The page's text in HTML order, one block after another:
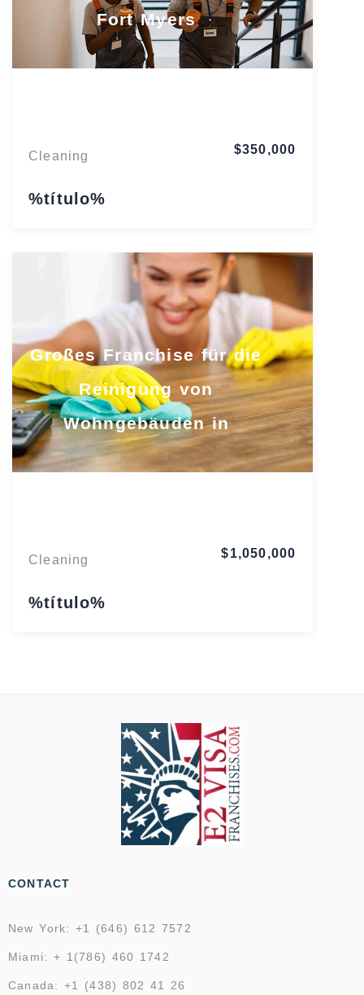
Fort Myers
Cleaning
%título%
$350,000
Großes Franchise für die
Reinigung von
Wohngebäuden in
Cleaning
%título%
$1,050,000
CONTACT
New York: +1 (646) 612 7572
Miami: + 1(786) 460 1742
Canada: +1 (438) 802 41 26